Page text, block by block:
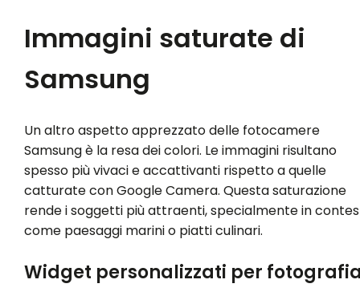
Immagini saturate di
Samsung
Un altro aspetto apprezzato delle fotocamere
Samsung è la resa dei colori. Le immagini risultano
spesso più vivaci e accattivanti rispetto a quelle
catturate con Google Camera. Questa saturazione
rende i soggetti più attraenti, specialmente in
come paesaggi marini o piatti culinari.
Widget personalizzati per